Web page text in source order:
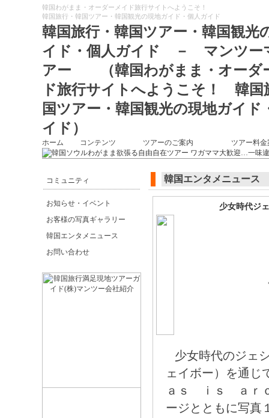
韓国わがまま・オーダーメイド旅行サイトへようこそ！
韓国旅行・韓国ツアー・韓国観光の現地ガイド・個人ガイド
韓国旅行・韓国ツアー・韓国観光
イド・個人ガイド － マンツー
アー （韓国わがまま・オーダ
ド旅行サイトへようこそ！ 韓国
国ツアー・韓国観光の現地ガイド
イド）
ホーム コンテンツ ツアーのご案内 ツアー料金
コミュニティ
お知らせ・イベント
お客様の写真ギャラリー
韓国エンタメニュース
お問い合わせ
韓国エンタメニュース
少女時代ジ
少女時代のジェ
ェイボー）を通じ
ａｓ ｉｓ ａｒｏ
ージとともに写真